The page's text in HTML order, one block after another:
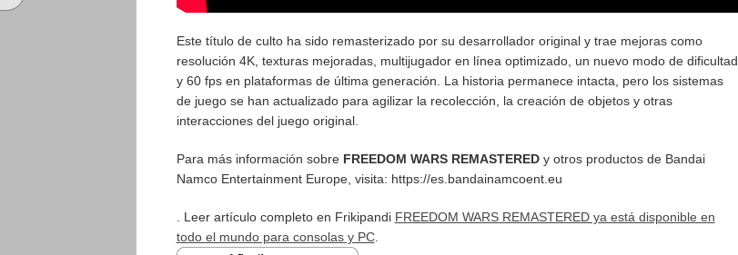
Este título de culto ha sido remasterizado por su desarrollador original y trae mejoras como
resolución 4K, texturas mejoradas, multijugador en línea optimizado, un nuevo modo de dificultad
y 60 fps en plataformas de última generación. La historia permanece intacta, pero los sistemas
de juego se han actualizado para agilizar la recolección, la creación de objetos y otras
interacciones del juego original.
Para más información sobre FREEDOM WARS REMASTEREDy otros productos de Bandai
Namco Entertainment Europe, visita: https://es.bandainamcoent.eu
. Leer artículo completo en Frikipandi FREEDOM WARS REMASTERED ya está disponible en
todo el mundo para consolas y PC.